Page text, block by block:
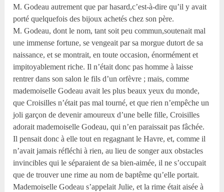
M. Godeau autrement que par hasard,c’est-à-dire qu’il y avait
porté quelquefois des bijoux achetés chez son père.
M. Godeau, dont le nom, tant soit peu commun,soutenait mal
une immense fortune, se vengeait par sa morgue dutort de sa
naissance, et se montrait, en toute occasion, énormément et
impitoyablement riche. Il n’était donc pas homme à laisse
rentrer dans son salon le fils d’un orfèvre ; mais, comme
mademoiselle Godeau avait les plus beaux yeux du monde,
que Croisilles n’était pas mal tourné, et que rien n’empêche un
joli garçon de devenir amoureux d’une belle fille, Croisilles
adorait mademoiselle Godeau, qui n’en paraissait pas fâchée.
Il pensait donc à elle tout en regagnant le Havre, et, comme il
n’avait jamais réfléchi à rien, au lieu de songer aux obstacles
invincibles qui le séparaient de sa bien-aimée, il ne s’occupait
que de trouver une rime au nom de baptême qu’elle portait.
Mademoiselle Godeau s’appelait Julie, et la rime était aisée à